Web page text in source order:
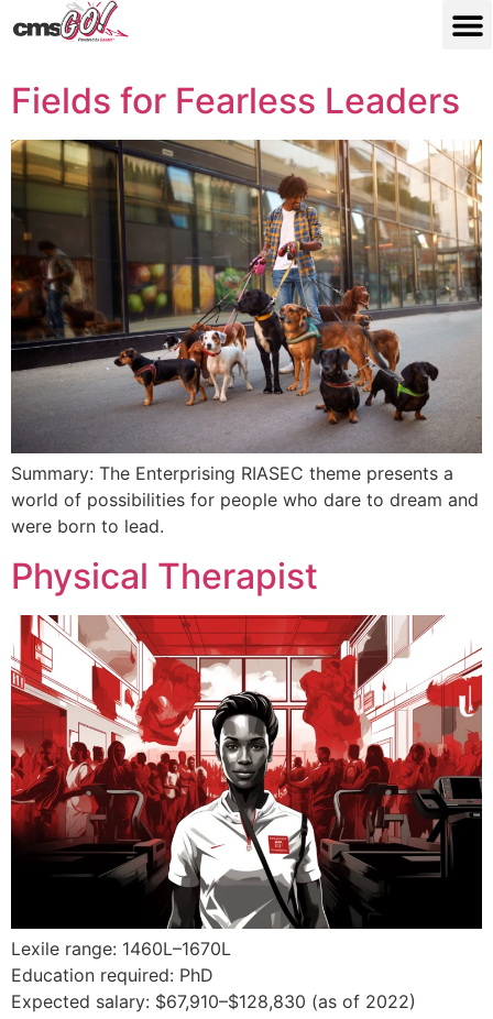
Fields for Fearless Leaders
Summary: The Enterprising RIASEC theme presents a
world of possibilities for people who dare to dream and
were born to lead.
Physical Therapist
Lexile range: 1460L–1670L
Education required: PhD
Expected salary: $67,910–$128,830 (as of 2022)